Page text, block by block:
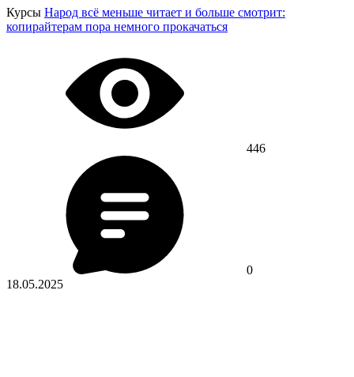
Курсы Народ всё меньше читает и больше смотрит:
копирайтерам пора немного прокачаться
446
0
18.05.2025